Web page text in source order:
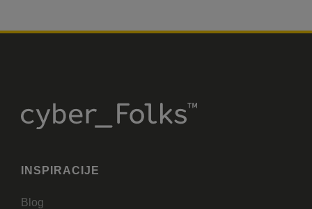
INSPIRACIJE
Blog